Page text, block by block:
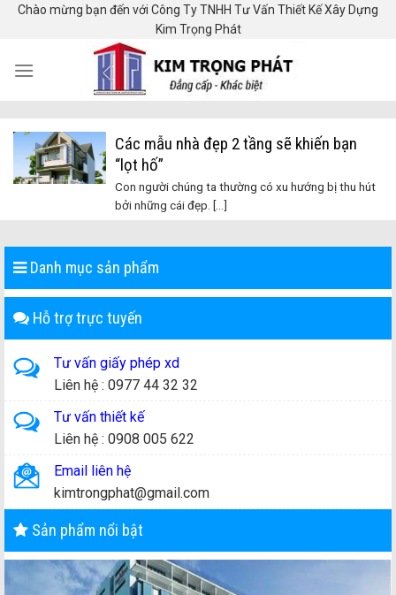
SkipChào mừng bạn đến với Công Ty TNHH Tư Vấn Thiết Kế Xây Dựng
Kim Trọng Phát
Danh mục sản phẩm
Hỗ trợ trực tuyến
Tư vấn giấy phép xd
Liên hệ : 0977 44 32 32
Tư vấn thiết kế
Liên hệ : 0908 005 622
Email liên hệ
kimtrongphat@gmail.com
Sản phẩm nổi bật
Các mẫu nhà đẹp 2 tầng sẽ khiến bạn
“lọt hố”
Con người chúng ta thường có xu hướng bị thu hút
bởi những cái đẹp. [...]